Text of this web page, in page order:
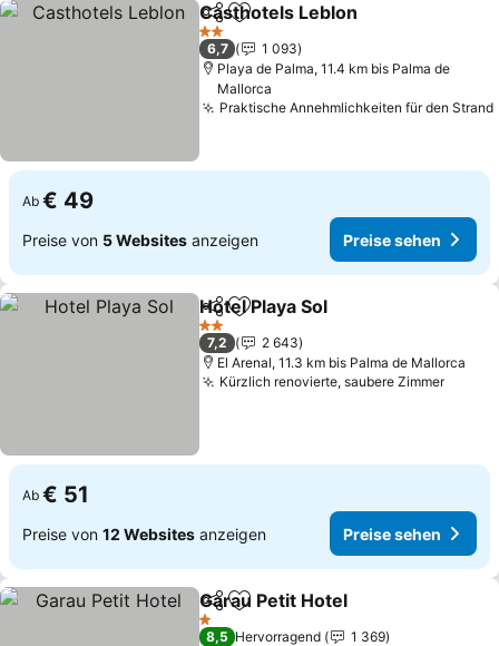
TeilenZu Favoriten hinzufügen
Casthotels Leblon
2 Sterne
6,7
1 093
Playa de Palma, 11.4 km bis Palma de
Mallorca
Praktische Annehmlichkeiten für den Strand
Ab € 49
Preise von 5 Websites anzeigen Preise sehen
TeilenZu Favoriten hinzufügen
Hotel Playa Sol
2 Sterne
7,2
2 643
El Arenal, 11.3 km bis Palma de Mallorca
Kürzlich renovierte, saubere Zimmer
Ab € 51
Preise von 12 Websites anzeigen Preise sehen
TeilenZu Favoriten hinzufügen
Garau Petit Hotel
1 Sterne
8,5 Hervorragend
1 369